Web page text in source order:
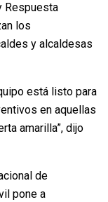
Respuesta
los
y alcaldesas
está listo para
en aquellas
amarilla”, dijo
de
pone a